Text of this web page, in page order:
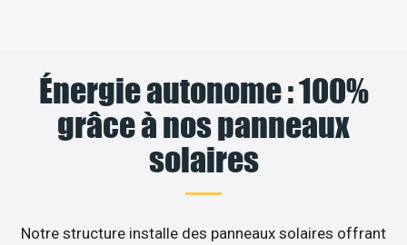
Énergie autonome : 100%
grâce à nos panneaux
solaires
Notre structure installe des panneaux solaires offrant